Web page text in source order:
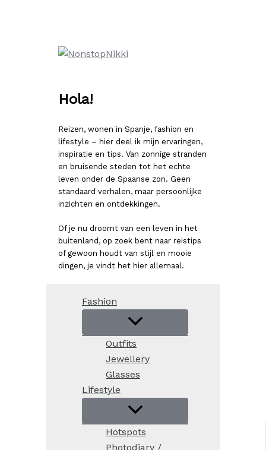
Hola!
Reizen, wonen in Spanje, fashion en
lifestyle – hier deel ik mijn ervaringen,
inspiratie en tips. Van zonnige stranden
en bruisende steden tot het echte
leven onder de Spaanse zon. Geen
standaard verhalen, maar persoonlijke
inzichten en ontdekkingen.
Of je nu droomt van een leven in het
buitenland, op zoek bent naar reistips
of gewoon houdt van stijl en mooie
dingen, je vindt het hier allemaal.
Fashion
Outfits
Jewellery
Glasses
Lifestyle
Hotspots
Photodiary /